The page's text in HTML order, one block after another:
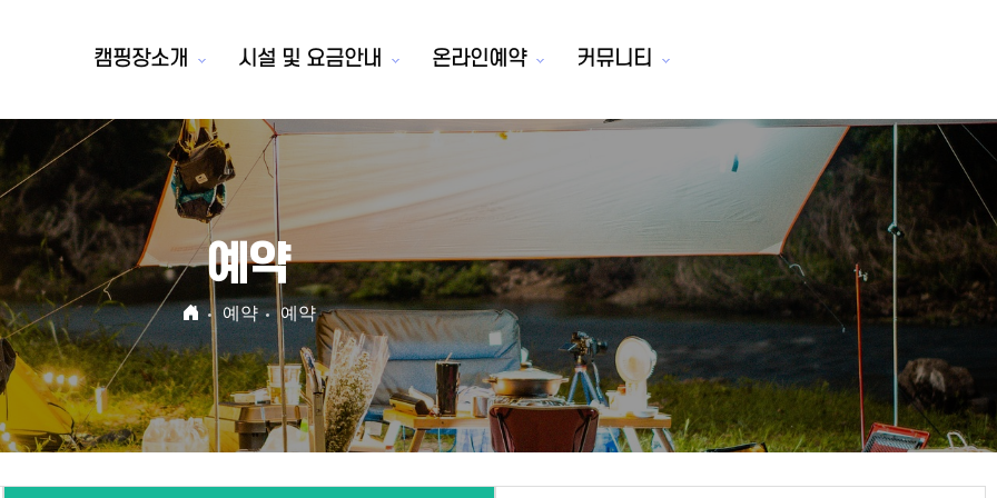
캠핑장소개 시설 및 요금안내 온라인예약 커뮤니티
예약
예약 예약